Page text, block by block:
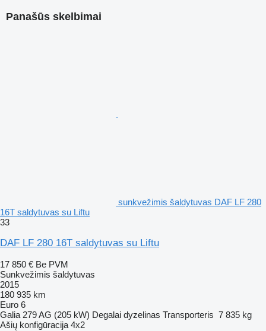
Panašūs skelbimai
sunkvežimis šaldytuvas DAF LF 280
16T saldytuvas su Liftu
33
DAF LF 280 16T saldytuvas su Liftu
17 850 € Be PVM
Sunkvežimis šaldytuvas
2015
180 935 km
Euro 6
Galia 279 AG (205 kW) Degalai dyzelinas Transporteris 7 835 kg
Ašių konfigūracija 4x2